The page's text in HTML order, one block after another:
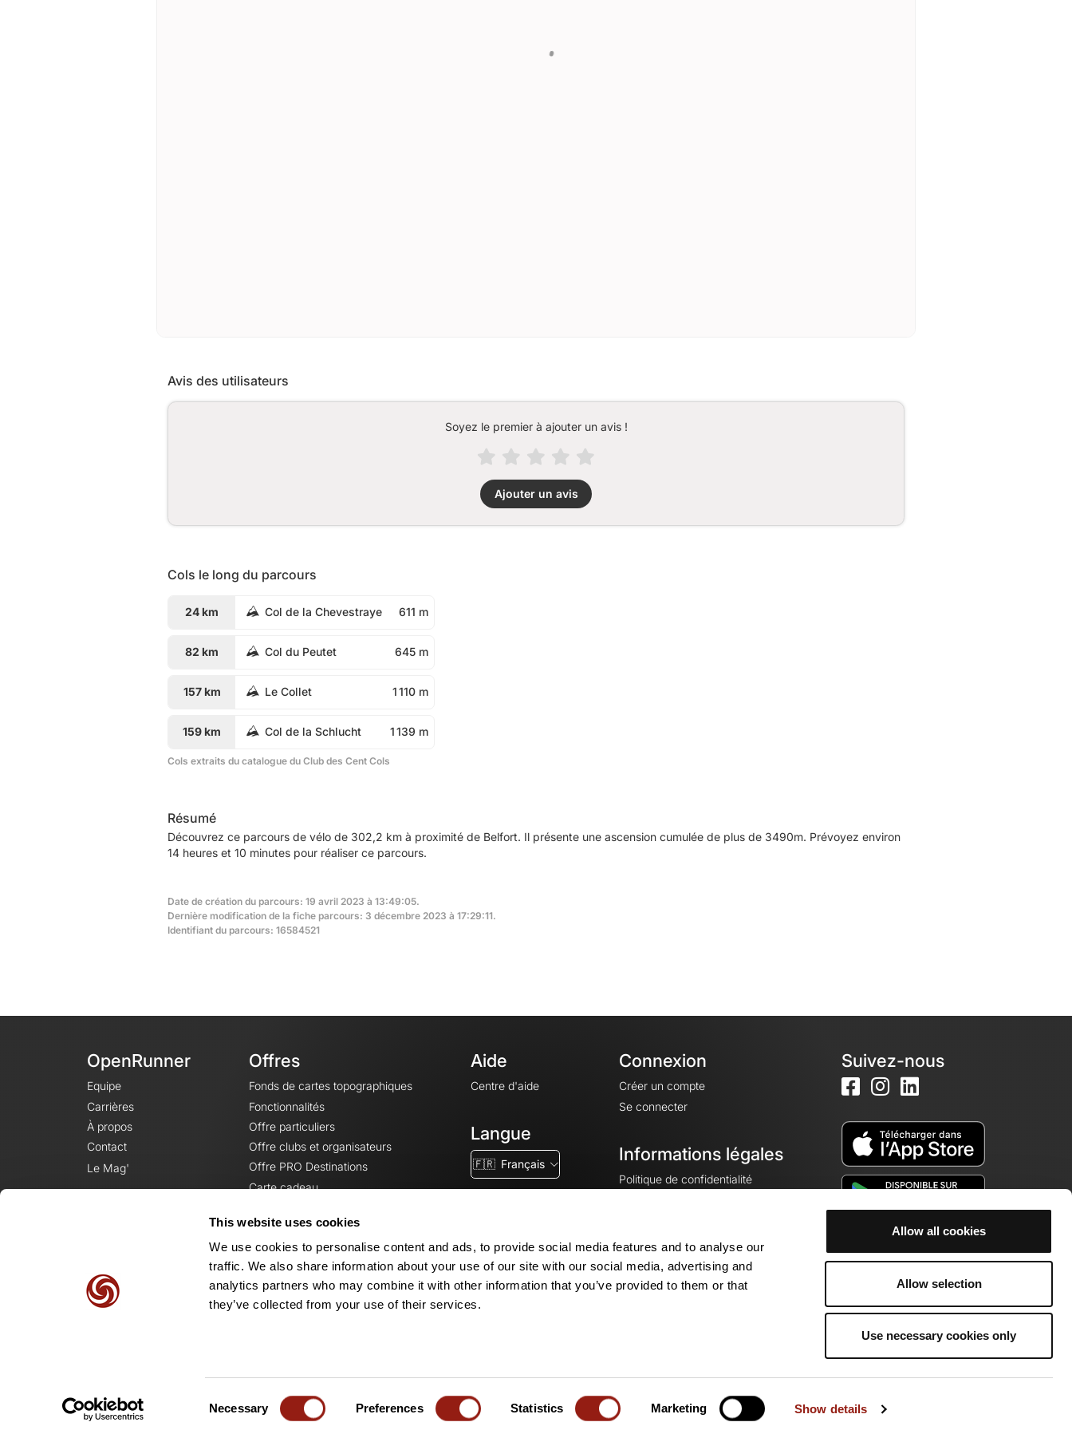
This website uses cookies
We use cookies to personalise content and ads, to provide social media features and to analyse our
traffic. We also share information about your use of our site with our social media, advertising and
analytics partners who may combine it with other information that you’ve provided to them or that
they’ve collected from your use of their services.
Necessary Preferences Statistics Marketing Show details
Allow all cookies
Allow selection
Use necessary cookies only
Avis des utilisateurs
Soyez le premier à ajouter un avis !
Ajouter un avis
Cols le long du parcours
24 km Col de la Chevestraye 611 m
82 km Col du Peutet 645 m
157 km Le Collet 1 110 m
159 km Col de la Schlucht 1 139 m
Cols extraits du catalogue du Club des Cent Cols
Résumé
Découvrez ce parcours de vélo de 302,2 km à proximité de Belfort. Il présente une ascension cumulée de plus de 3490m. Prévoyez environ
14 heures et 10 minutes pour réaliser ce parcours.
Date de création du parcours: 19 avril 2023 à 13:49:05.
Dernière modification de la fiche parcours: 3 décembre 2023 à 17:29:11.
Identifiant du parcours: 16584521
OpenRunner
Equipe
Carrières
À propos
Contact
Le Mag'
Offres
Fonds de cartes topographiques
Fonctionnalités
Offre particuliers
Offre clubs et organisateurs
Offre PRO Destinations
Carte cadeau
Aide
Centre d'aide
Langue
🇫🇷 Français
Connexion
Créer un compte
Se connecter
Informations légales
Politique de confidentialité
Mentions légales
Paramètres des cookies
Suivez-nous
Créez un compte et rejoignez la communauté de passionnés !